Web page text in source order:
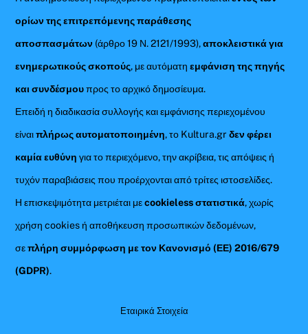
ορίων της επιτρεπόμενης παράθεσης
αποσπασμάτων (άρθρο 19 Ν. 2121/1993),αποκλειστικά για
ενημερωτικούς σκοπούς, με αυτόματηεμφάνιση της πηγής
και συνδέσμουπρος το αρχικό δημοσίευμα.
Επειδή η διαδικασία συλλογής και εμφάνισης περιεχομένου
είναιπλήρως αυτοματοποιημένη, το Kultura.grδεν φέρει
καμία ευθύνη για το περιεχόμενο, την ακρίβεια, τις απόψεις ή
τυχόν παραβιάσεις που προέρχονται από τρίτες ιστοσελίδες.
Η επισκεψιμότητα μετριέται μεcookieless στατιστικά, χωρίς
χρήση cookies ή αποθήκευση προσωπικών δεδομένων,
σεπλήρη συμμόρφωση με τον Κανονισμό (ΕΕ) 2016/679
(GDPR).
Εταιρικά Στοιχεία